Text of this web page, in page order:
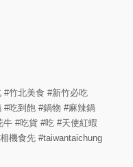
#竹北美食 #新竹必吃
#吃到飽 #鍋物 #麻辣鍋
牛 #吃貨 #吃 #天使紅蝦
機食先 #taiwantaichung